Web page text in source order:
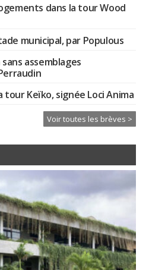
dans la tour Wood
municipal, par Populous
assemblages
tour Keïko, signée Loci Anima
Voir toutes les brèves >